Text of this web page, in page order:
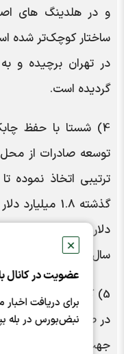
✕
عضویت در کانال
برای دریافت اخبار
نبض‌بورس در بله
ساختار کوچک‌تر شده
در تهران برچیده و
گردیده است.
4) شستا با حفظ
توسعه صادرات از
ترتیبی اتخاذ نموده
سال 50 درصد هدف برنامه تحقق یافته است.
5) کار و تلاش شبانه
در صدیِ سود خالص
جهت حل و فصل